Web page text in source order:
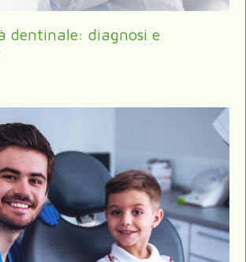
dentinale: diagnosi e